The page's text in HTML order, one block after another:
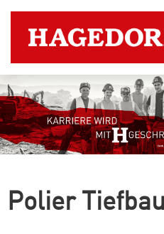
Stellenangebote
Polier